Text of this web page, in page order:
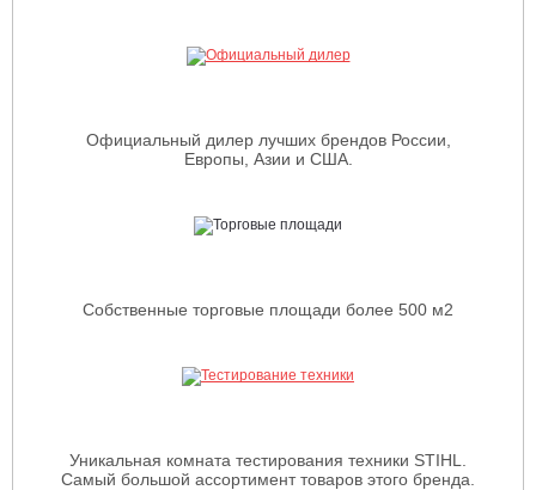
Официальный дилер лучших брендов России,
Европы, Азии и США.
Собственные торговые площади более 500 м2
Уникальная комната тестирования техники STIHL.
Самый большой ассортимент товаров этого бренда.